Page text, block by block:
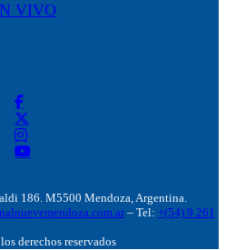
VIVO
186. M5500 Mendoza, Argentina.
– Tel: +(54) 9 261
derechos reservados